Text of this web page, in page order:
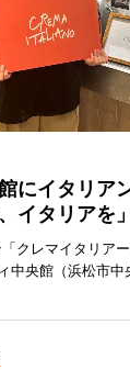
にイタリ
イタリアを」
クレマイタリア
中央館（浜松市中